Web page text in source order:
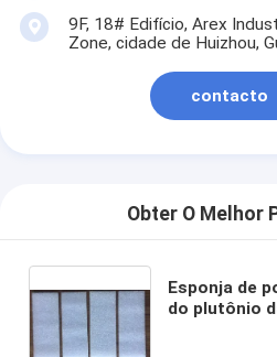
9F, 18# Edifício, Arex
Zone, cidade de Huizhou,
contacto
Obter O Melhor
Esponja de
do plutônio